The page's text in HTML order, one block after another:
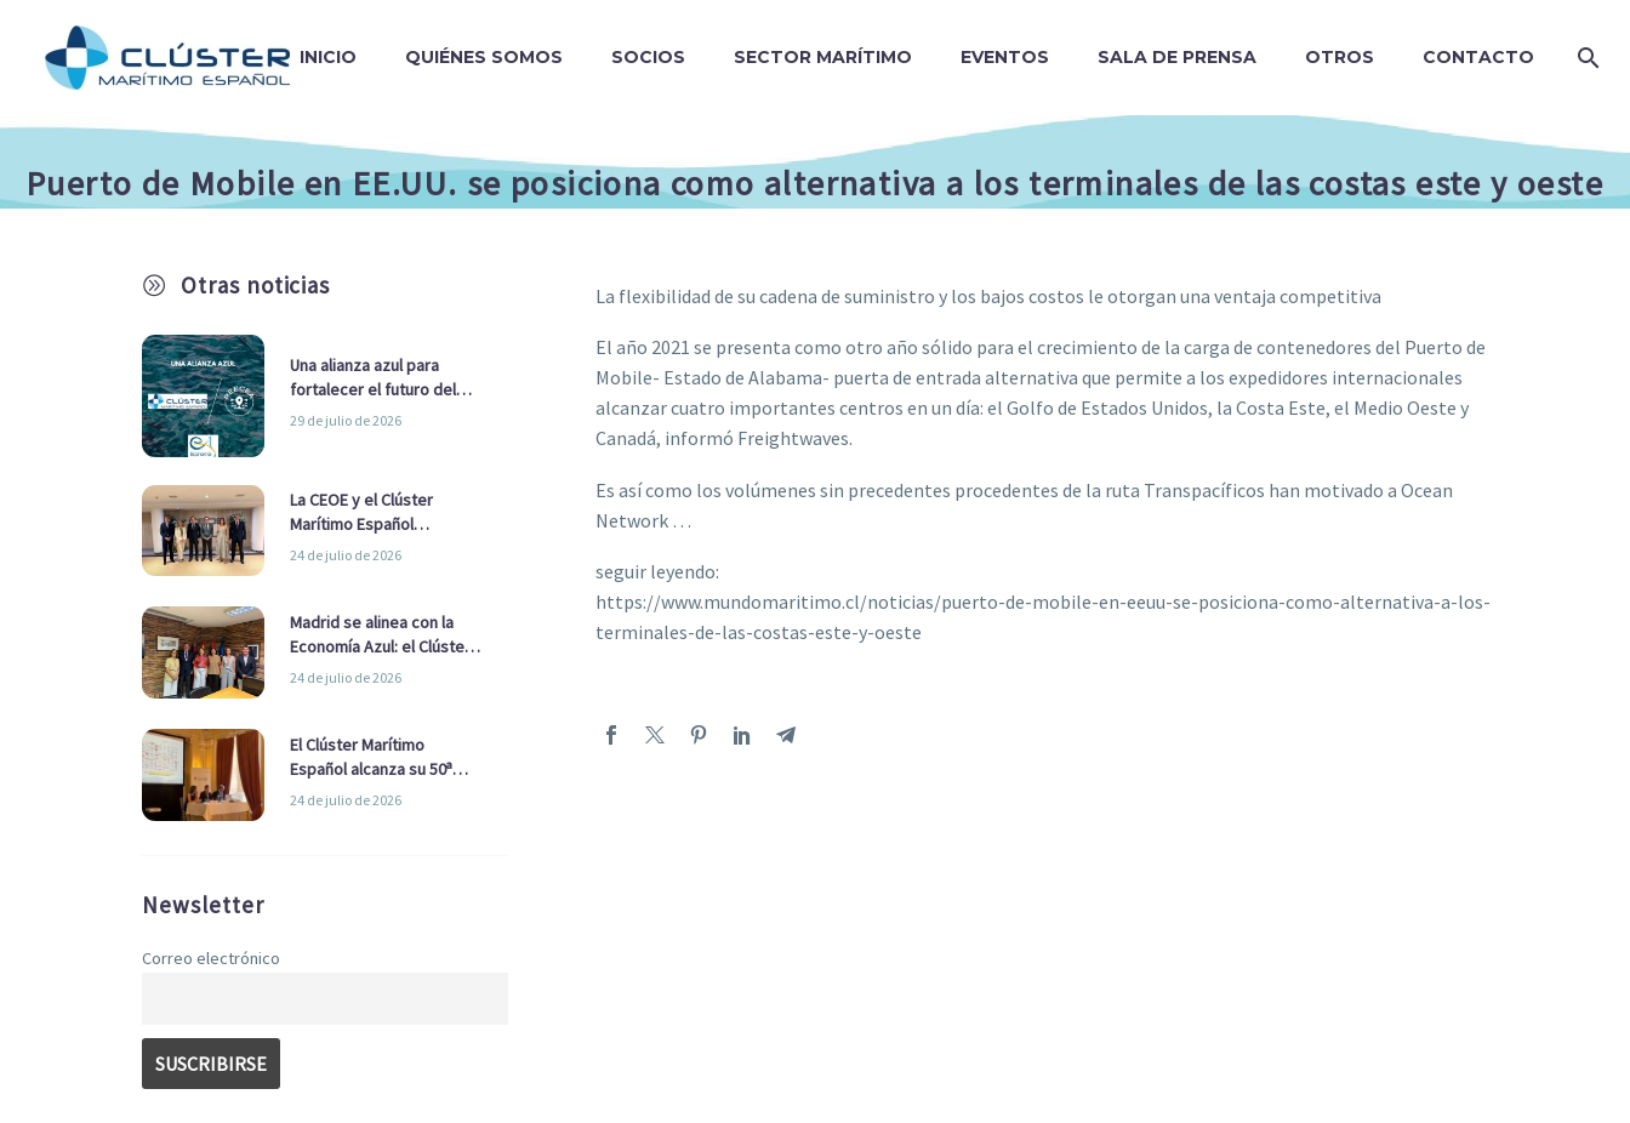
INICIO QUIÉNES SOMOS SOCIOS SECTOR MARÍTIMO EVENTOS SALA DE PRENSA OTROS CONTACTO
Puerto de Mobile en EE.UU. se posiciona como alternativa a los terminales de las costas este y oeste
A Otras noticias
Una alianza azul para
fortalecer el futuro del
sector marítimo
29 de julio de 2026
La CEOE y el Clúster
Marítimo Español
refuerzan su alianza para
24 de julio de 2026
Madrid se alinea con la
Economía Azul: el Clúster
Marítimo Español y la Real
Ayuntamiento
24 de julio de 2026
El Clúster Marítimo
Español alcanza su 50ª
Asamblea reafirmando su
24 de julio de 2026
Newsletter
Correo electrónico
La flexibilidad de su cadena de suministro y los bajos costos le otorgan una ventaja competitiva
El año 2021 se presenta como otro año sólido para el crecimiento de la carga de contenedores del Puerto de
Mobile- Estado de Alabama- puerta de entrada alternativa que permite a los expedidores internacionales
alcanzar cuatro importantes centros en un día: el Golfo de Estados Unidos, la Costa Este, el Medio Oeste y
Canadá, informó Freightwaves.
Es así como los volúmenes sin precedentes procedentes de la ruta Transpacíficos han motivado a Ocean
Network …
seguir leyendo:
https://www.mundomaritimo.cl/noticias/puerto-de-mobile-en-eeuu-se-posiciona-como-alternativa-a-los-
terminales-de-las-costas-este-y-oeste